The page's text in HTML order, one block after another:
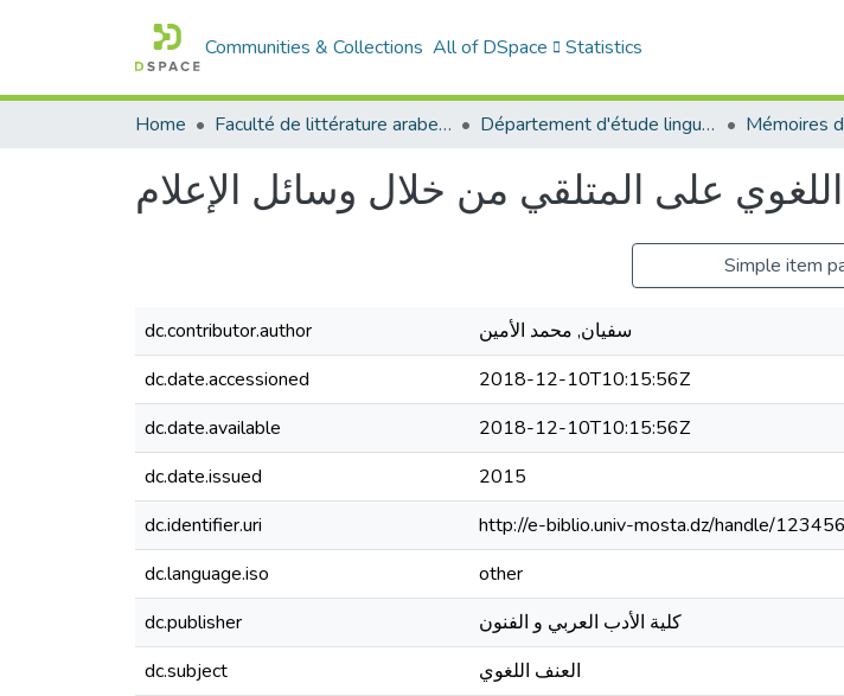
Communities & Collections All of DSpace Statistics
Home Faculté de littérature arabe et des arts Département d'étude linguistique Mémoires
اللغوي على المتلقي من خلال وسائل الإعلام
Simple item
dc.contributor.author
سفیان, محمد الأمين
dc.date.accessioned
2018-12-10T10:15:56Z
dc.date.available
2018-12-10T10:15:56Z
dc.date.issued
2015
dc.identifier.uri
http://e-biblio.univ-mosta.dz/handle/
dc.language.iso
other
dc.publisher
كلية الأدب العربي و الفنون
dc.subject
العنف اللغوي